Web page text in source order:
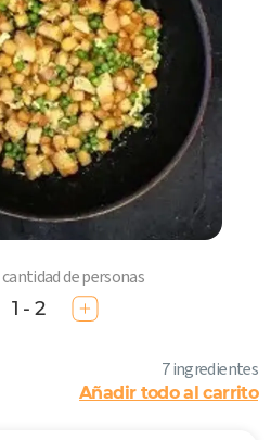
de personas
1 - 2
7 ingredientes
Añadir todo al carrito